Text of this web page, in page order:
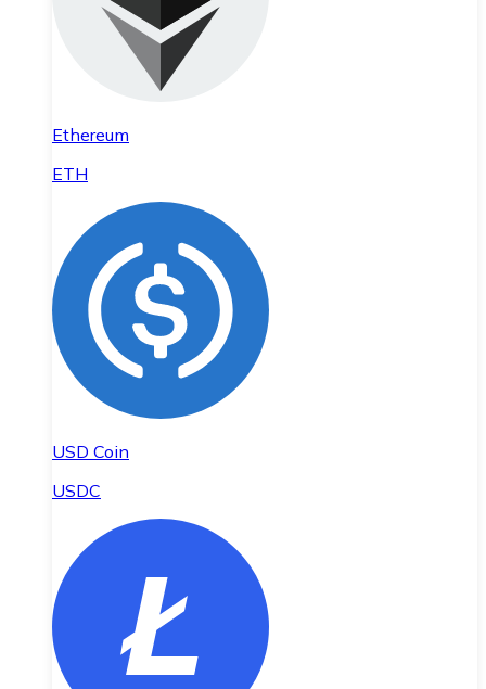
Ethereum
ETH
USD Coin
USDC